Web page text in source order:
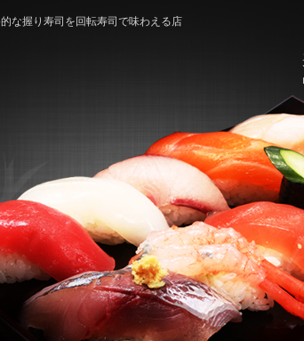
な握り寿司を回転寿司で味わえる店